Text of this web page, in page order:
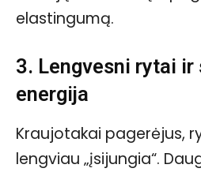
elastingumą.
3. Lengvesni rytai ir
energija
Kraujotakai pagerėjus,
lengviau „įsijungia“.